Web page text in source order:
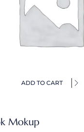
ADD TO CART
Mokup